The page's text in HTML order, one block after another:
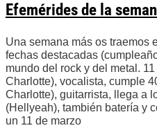
Efemérides de la
Una semana más os traemos
fechas destacadas
mundo del rock y del metal.
Charlotte), vocalista, cumple
Charlotte), guitarrista, llega a
(Hellyeah), también batería y
un 11 de marzo